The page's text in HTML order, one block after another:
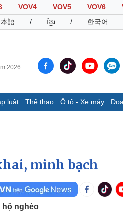
VOV4 VOV5 VOV6
本語 / ខ្មែរ / 한국어
2026
luật Thể thao Ô tô - Xe máy
Infographic
minh bạch
hộ nghèo